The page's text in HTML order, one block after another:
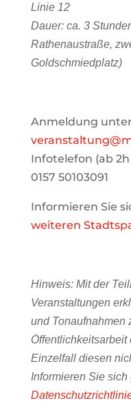
Linie 12
Dauer: ca. 3
Rathenaustraße,
Goldschmiedplatz)
Anmeldung
Infotelefon (ab
0157 50103091
Informieren Sie
weiteren
Hinweis: Mit der
Veranstaltungen
und Tonaufnahmen
Einzelfall diesen
Informieren Sie